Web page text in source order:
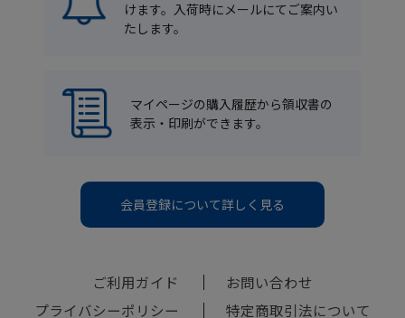
けます。入荷時にメールにてご案内い
たします。
マイページの購入履歴から領収書の
表示・印刷ができます。
会員登録について詳しく見る
ご利用ガイド
お問い合わせ
プライバシーポリシー
特定商取引法について